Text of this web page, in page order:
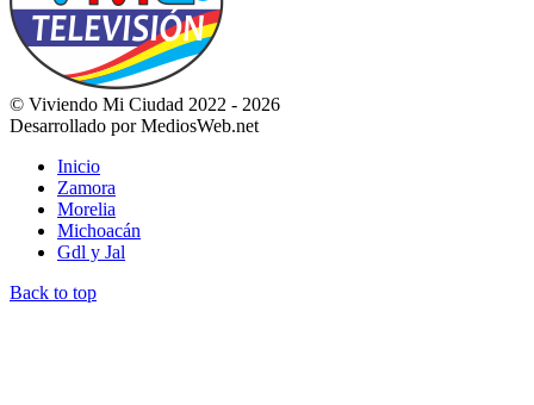
© Viviendo Mi Ciudad 2022 - 2026
Desarrollado por MediosWeb.net
Inicio
Zamora
Morelia
Michoacán
Gdl y Jal
Back to top